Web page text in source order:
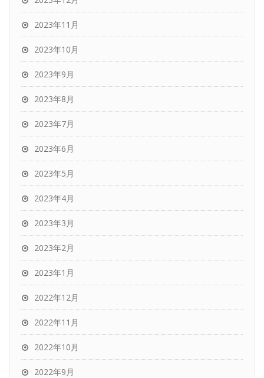
2023年11月
2023年10月
2023年9月
2023年8月
2023年7月
2023年6月
2023年5月
2023年4月
2023年3月
2023年2月
2023年1月
2022年12月
2022年11月
2022年10月
2022年9月